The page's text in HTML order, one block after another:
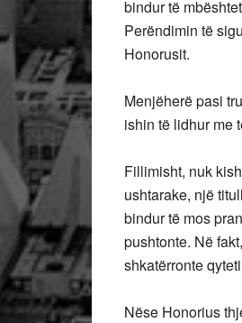
bindur të
Perëndimin të
Honorusit.
Menjëherë pasi
ishin të lidhur me
Fillimisht, nuk
ushtarake, një
bindur të mos
pushtonte. Në
shkatërronte
Nëse Honorius